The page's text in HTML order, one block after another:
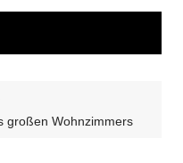
großen Wohnzimmers